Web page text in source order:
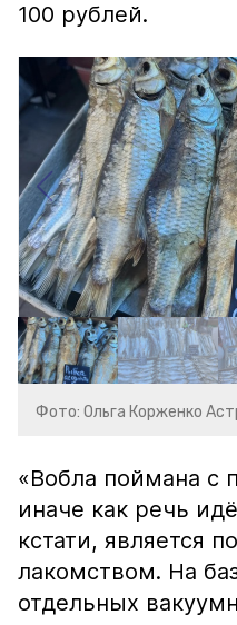
100 рублей.
Фото: Ольга Корженко
«Вобла поймана с
иначе как речь
кстати, является
лакомством. На
отдельных